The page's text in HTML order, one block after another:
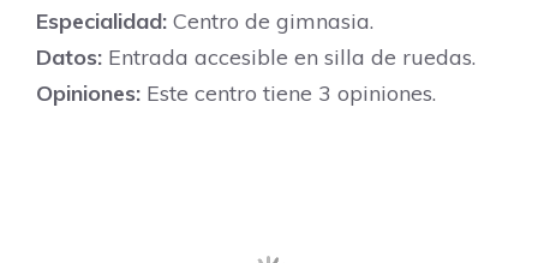
Especialidad: Centro de gimnasia.
Datos: Entrada accesible en silla de ruedas.
Opiniones: Este centro tiene 3 opiniones.